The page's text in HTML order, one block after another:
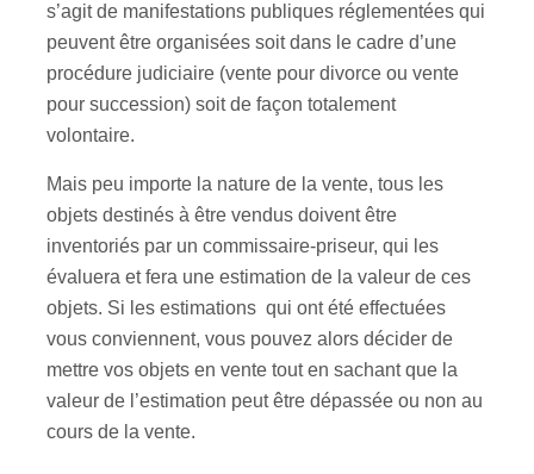
s’agit de manifestations publiques réglementées qui
peuvent être organisées soit dans le cadre d’une
procédure judiciaire (vente pour divorce ou vente
pour succession) soit de façon totalement
volontaire.
Mais peu importe la nature de la vente, tous les
objets destinés à être vendus doivent être
inventoriés par un commissaire-priseur, qui les
évaluera et fera une estimation de la valeur de ces
objets. Si les estimations qui ont été effectuées
vous conviennent, vous pouvez alors décider de
mettre vos objets en vente tout en sachant que la
valeur de l’estimation peut être dépassée ou non au
cours de la vente.